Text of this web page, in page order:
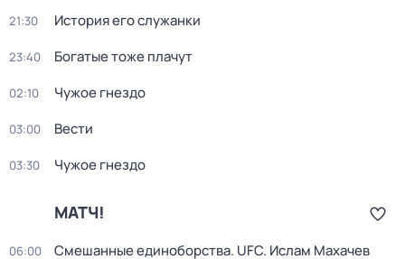
21:30 История его служанки
23:40 Богатые тоже плачут
02:10 Чужое гнездо
03:00 Вести
03:30 Чужое гнездо
МАТЧ!
06:00
Смешанные единоборства. UFC. Ислам Махачев